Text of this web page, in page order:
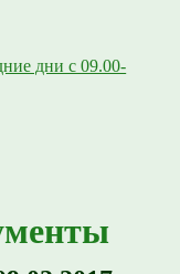
дни с 09.00-